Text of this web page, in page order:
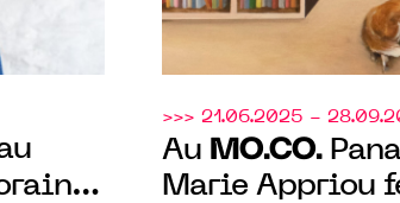
>>> 21.06.2025 -
Au MO.CO.
Marie Appriou